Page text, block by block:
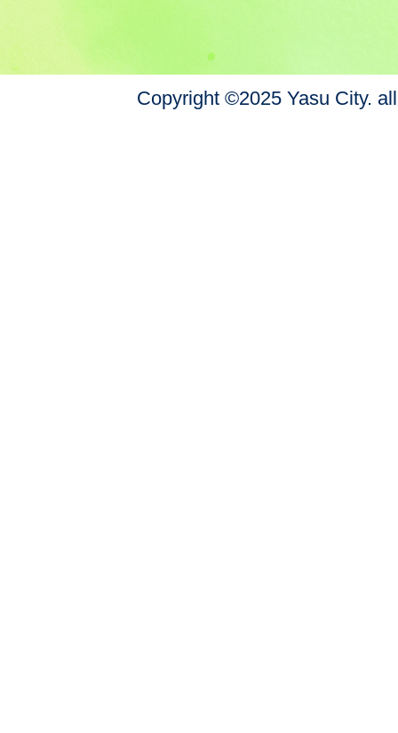
Copyright ©2025 Yasu City.